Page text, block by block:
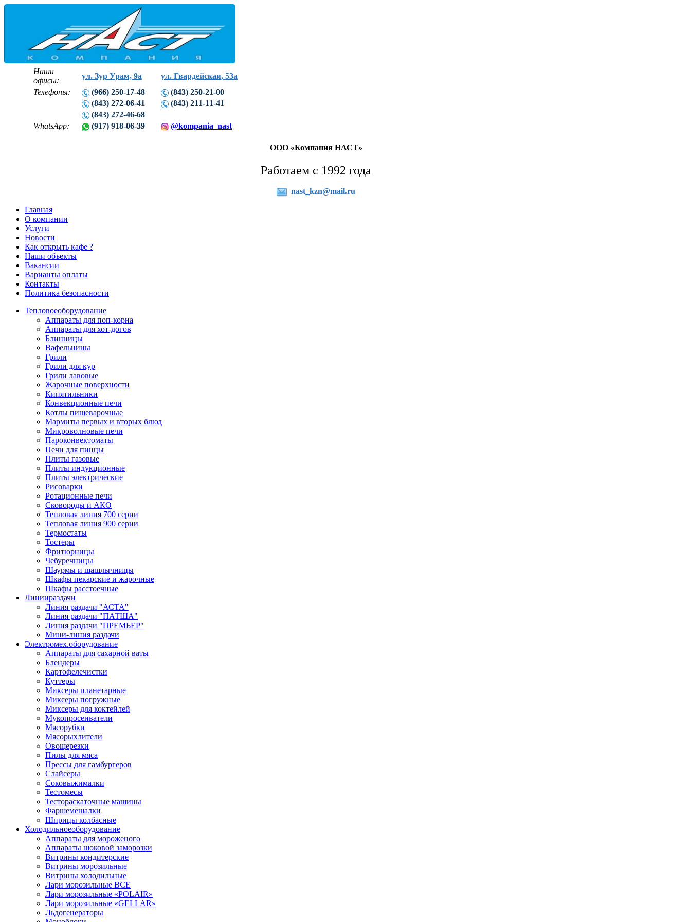
Наши
офисы:
ул. Зур Урам, 9а
ул. Гвардейская, 53а
Телефоны:
(966) 250-17-48
(843) 250-21-00
(843) 272-06-41
(843) 211-11-41
(843) 272-46-68
WhatsApp:
(917) 918-06-39 @kompania_nast
ООО «Компания НАСТ»
Работаем с 1992 года
nast_kzn@mail.ru
Главная
О компании
Услуги
Новости
Как открыть кафе ?
Наши объекты
Вакансии
Варианты оплаты
Контакты
Политика безопасности
Тепловоеоборудование
Аппараты для поп-корна
Аппараты для хот-догов
Блинницы
Вафельницы
Грили
Грили для кур
Грили лавовые
Жарочные поверхности
Кипятильники
Конвекционные печи
Котлы пищеварочные
Мармиты первых и вторых блюд
Микроволновые печи
Пароконвектоматы
Печи для пиццы
Плиты газовые
Плиты индукционные
Плиты электрические
Рисоварки
Ротационные печи
Сковороды и АКО
Тепловая линия 700 серии
Тепловая линия 900 серии
Термостаты
Тостеры
Фритюрницы
Чебуречницы
Шаурмы и шашлычницы
Шкафы пекарские и жарочные
Шкафы расстоечные
Линиираздачи
Линия раздачи "АСТА"
Линия раздачи "ПАТША"
Линия раздачи "ПРЕМЬЕР"
Мини-линия раздачи
Электромех.оборудование
Аппараты для сахарной ваты
Блендеры
Картофелечистки
Куттеры
Миксеры планетарные
Миксеры погружные
Миксеры для коктейлей
Мукопросеиватели
Мясорубки
Мясорыхлители
Овощерезки
Пилы для мяса
Прессы для гамбургеров
Слайсеры
Соковыжималки
Тестомесы
Тестораскаточные машины
Фаршемешалки
Шприцы колбасные
Холодильноеоборудование
Аппараты для мороженого
Аппараты шоковой заморозки
Витрины кондитерские
Витрины морозильные
Витрины холодильные
Лари морозильные ВСЕ
Лари морозильные «POLAIR»
Лари морозильные «GELLAR»
Льдогенераторы